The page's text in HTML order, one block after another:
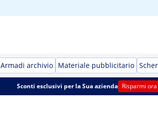
Armadi archivio Materiale pubblicitario
Sconti esclusivi per la Sua azienda Risparmi ora